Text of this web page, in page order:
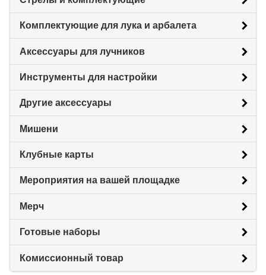
Комплектующие для лука и арбалета
Аксессуары для лучников
Инструменты для настройки
Другие аксессуары
Мишени
Клубные карты
Мероприятия на вашей площадке
Мерч
Готовые наборы
Комиссионный товар